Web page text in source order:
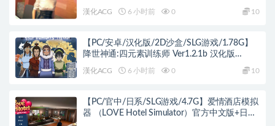
漢化ACG 6 小时前 0 10
【PC/安卓/汉化版/2D沙盒/SLG游戏/1.78G】
降世神通:四元素训练师 Ver1.2.1b 汉化版
漢化ACG 6 小时前 0 10
【PC/官中/日系/SLG游戏/4.7G】爱情酒店模拟
器 （LOVE Hotel Simulator）官方中文版+日系